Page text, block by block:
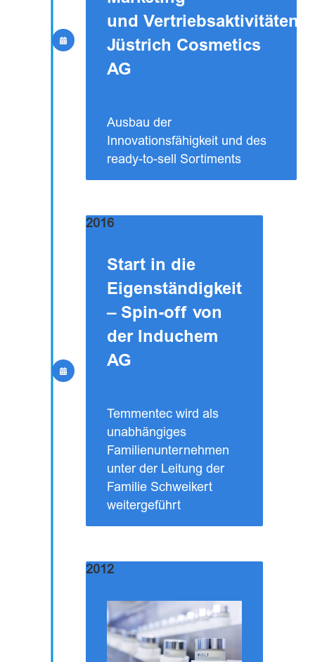
und Vertriebsaktivitäten
Jüstrich Cosmetics
AG
Ausbau der
Innovationsfähigkeit und des
ready-to-sell Sortiments
2016
Start in die
Eigenständigkeit
– Spin-off von
der Induchem
AG
Temmentec wird als
unabhängiges
Familienunternehmen
unter der Leitung der
Familie Schweikert
weitergeführt
2012